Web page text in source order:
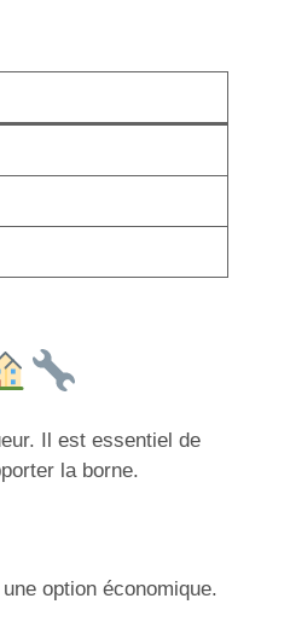
Il est essentiel de
la borne.
option économique.